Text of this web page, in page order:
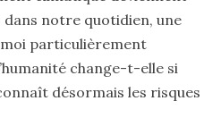
dans notre quotidien, une
particulièrement
change-t-elle si
désormais les risques